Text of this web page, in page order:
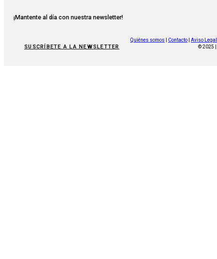
¡Mantente al día con nuestra newsletter!
SUSCRÍBETE A LA NEWSLETTER
Quiénes somos Contacto
Aviso Legal
© 2025